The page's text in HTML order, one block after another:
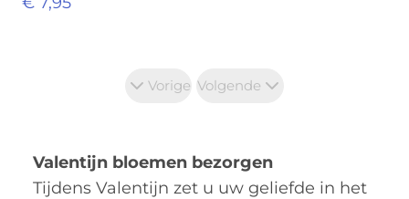
Vorige Volgende
Valentijn bloemen bezorgen
Tijdens Valentijn zet u uw geliefde in het